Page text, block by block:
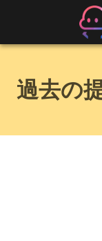
過去の